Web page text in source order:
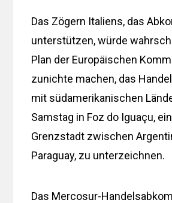
Das Zögern Italiens, das
unterstützen, würde
Plan der Europäischen
zunichte machen, das
mit südamerikanischen
Samstag in Foz do Iguaçu,
Grenzstadt zwischen
Paraguay, zu unterzeichnen.
Das Mercosur-